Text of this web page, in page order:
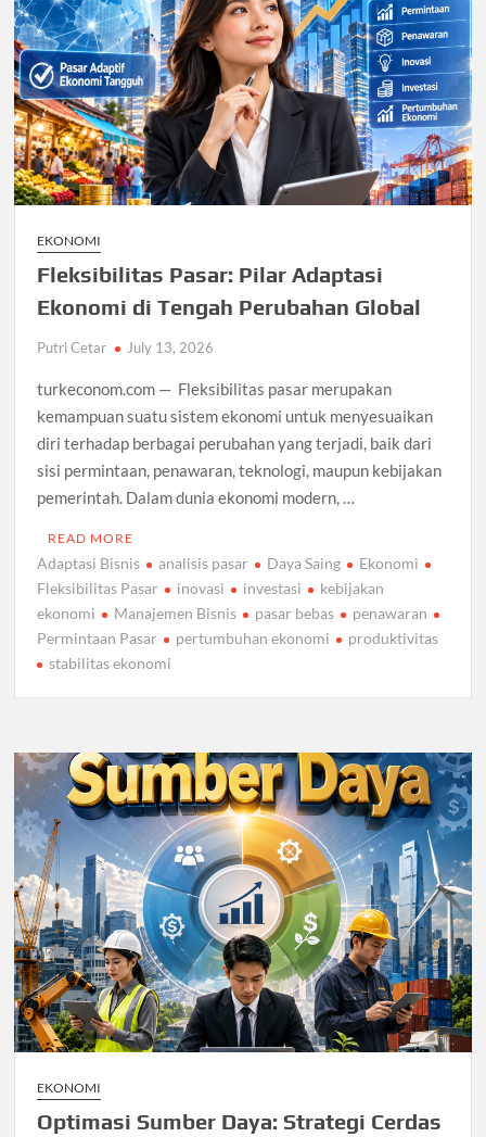
EKONOMI
Fleksibilitas Pasar: Pilar Adaptasi
Ekonomi di Tengah Perubahan Global
Putri Cetar July 13, 2026
turkeconom.com — Fleksibilitas pasar merupakan
kemampuan suatu sistem ekonomi untuk menyesuaikan
diri terhadap berbagai perubahan yang terjadi, baik dari
sisi permintaan, penawaran, teknologi, maupun kebijakan
pemerintah. Dalam dunia ekonomi modern, …
READ MORE
Adaptasi Bisnis analisis pasar Daya Saing
Ekonomi
Fleksibilitas Pasar
inovasi investasi
kebijakan
ekonomi
Manajemen Bisnis pasar bebas
penawaran
Permintaan Pasar
pertumbuhan ekonomi
produktivitas
stabilitas ekonomi
EKONOMI
Optimasi Sumber Daya: Strategi Cerdas